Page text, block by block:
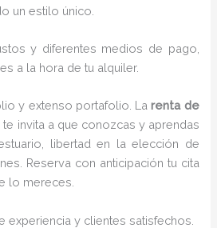
un estilo único.
y diferentes medios de pago,
a la hora de tu alquiler.
y extenso portafolio. Larenta de
te invita a que conozcas y aprendas
libertad en la elección de
Reserva con anticipación tu cita
lo mereces.
experiencia y clientes satisfechos.